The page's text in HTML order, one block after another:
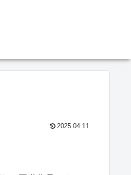
2025.04.11